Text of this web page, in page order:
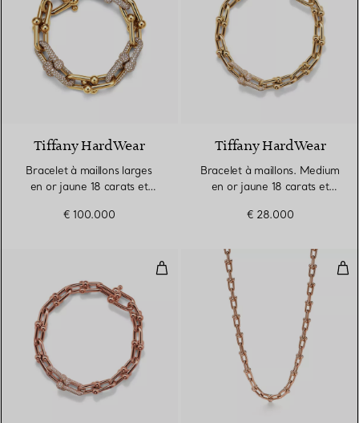
3 Matériaux
Tiffany HardWear
Bracelet à maillons larges
en or jaune 18 carats et
€ 100.000
Tiffany HardWear
Bracelet à maillons. Medium
en or jaune 18 carats et
€ 28.000
Bracelet à maillons. Medium en
3 Matériaux